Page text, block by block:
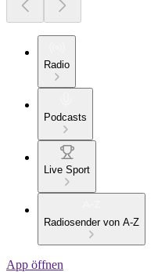
Radio
Podcasts
Live Sport
Radiosender von A-Z
App öffnen